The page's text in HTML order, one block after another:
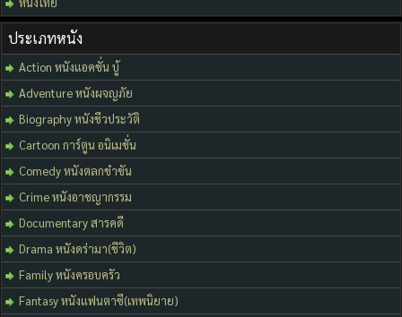
ประเภทหนัง
Action หนังแอคชั่น บู้
Adventure หนังผจญภัย
Biography หนังชีวประวัติ
Cartoon การ์ตูน อนิเมชั่น
Comedy หนังตลกขำขัน
Crime หนังอาชญากรรม
Documentary สารคดี
Drama หนังดร่ามา(ชีวิต)
Family หนังครอบครัว
Fantasy หนังแฟนตาซี(เทพนิยาย)